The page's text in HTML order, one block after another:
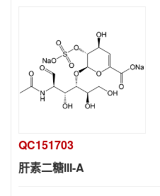
QC151703
肝素二糖III-A